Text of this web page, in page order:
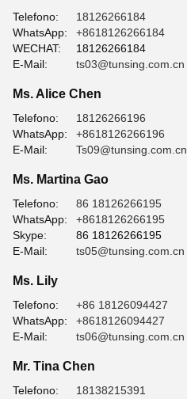
Telefono:
18126266184
WhatsApp:
+8618126266184
WECHAT:
18126266184
E-Mail:
ts03@tunsing.com.cn
Ms. Alice Chen
Telefono:
18126266196
WhatsApp:
+8618126266196
E-Mail:
Ts09@tunsing.com.cn
Ms. Martina Gao
Telefono:
86 18126266195
WhatsApp:
+8618126266195
Skype:
86 18126266195
E-Mail:
ts05@tunsing.com.cn
Ms. Lily
Telefono:
+86 18126094427
WhatsApp:
+8618126094427
E-Mail:
ts06@tunsing.com.cn
Mr. Tina Chen
Telefono:
18138215391